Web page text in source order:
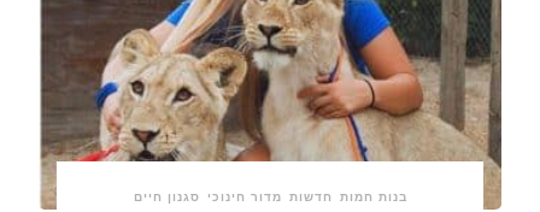
בנות חמות חדשות מדור חינוכי סגנון חיים